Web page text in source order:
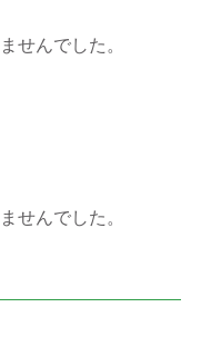
せんでした。
せんでした。